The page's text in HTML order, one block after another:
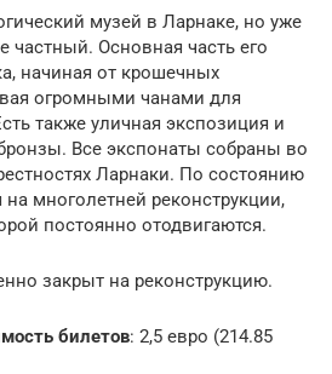
музей в Ларнаке, но уже
частный. Основная часть его
начиная от крошечных
огромными чанами для
также уличная экспозиция и
Все экспонаты собраны во
Ларнаки. По состоянию
на многолетней реконструкции,
постоянно отодвигаются.
закрыт на реконструкцию.
билетов: 2,5 евро (214.85